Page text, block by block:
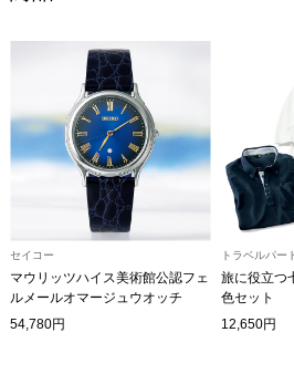
マフラー／ス
スカーフ／ス
手袋
セイコー
マウリッツハイス美術館公認フェ
ルメールオマージュウオッチ
54,780円
トラベルパー
旅に役立つ
色セット
12,650円